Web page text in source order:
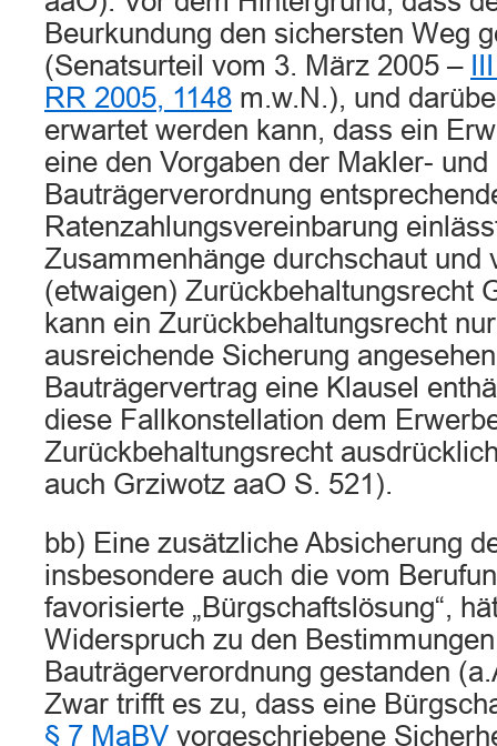
Beurkundung den sichersten Weg
(Senatsurteil vom 3. März 2005 –
RR 2005, 1148 m.w.N.), und
erwartet werden kann, dass ein
eine den Vorgaben der Makler- und
Bauträgerverordnung
Ratenzahlungsvereinbarung
Zusammenhänge durchschaut und
(etwaigen) Zurückbehaltungsrecht
kann ein Zurückbehaltungsrecht
ausreichende Sicherung
Bauträgervertrag eine Klausel
diese Fallkonstellation dem
Zurückbehaltungsrecht
auch Grziwotz aaO S. 521).
bb) Eine zusätzliche Absicherung
insbesondere auch die vom
favorisierte „Bürgschaftslösung“,
Widerspruch zu den
Bauträgerverordnung gestanden
Zwar trifft es zu, dass eine
§ 7 MaBV vorgeschriebene